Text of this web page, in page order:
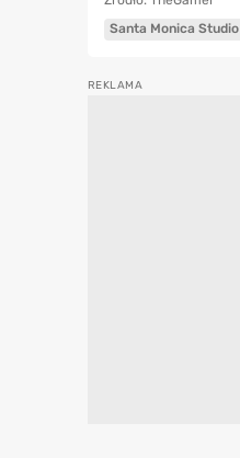
Santa Monica Studio